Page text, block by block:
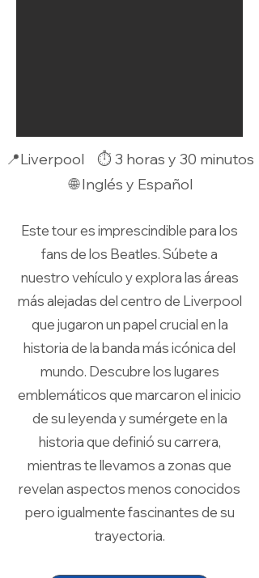
📍Liverpool ⏱️ 3 horas y 30 minutos
🌐 Inglés y Español
Este tour es imprescindible para los
fans de los Beatles. Súbete a
nuestro vehículo y explora las áreas
más alejadas del centro de Liverpool
que jugaron un papel crucial en la
historia de la banda más icónica del
mundo. Descubre los lugares
emblemáticos que marcaron el inicio
de su leyenda y sumérgete en la
historia que definió su carrera,
mientras te llevamos a zonas que
revelan aspectos menos conocidos
pero igualmente fascinantes de su
trayectoria.